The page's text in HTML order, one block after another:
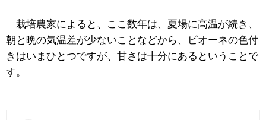
栽培農家によると、ここ数年は、夏場に高温が続き、
朝と晩の気温差が少ないことなどから、ピオーネの色付
きはいまひとつですが、甘さは十分にあるということで
す。